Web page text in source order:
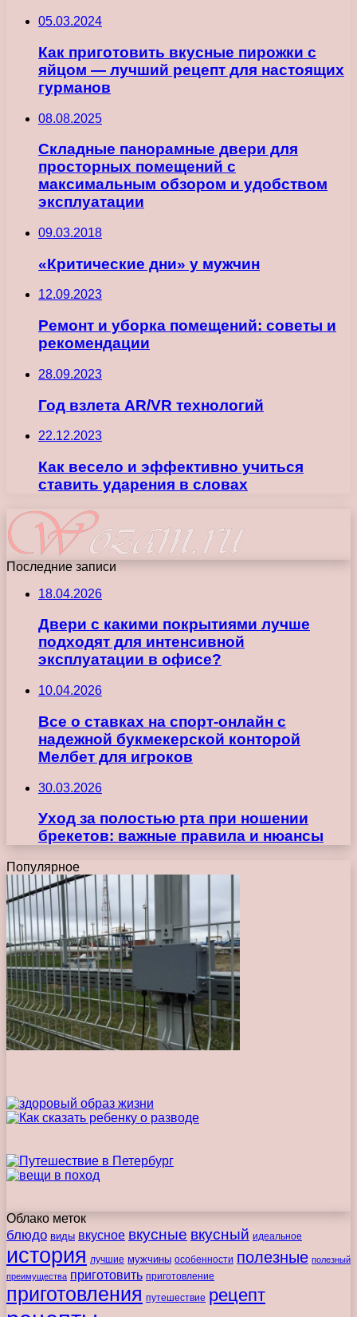
05.03.2024
Как приготовить вкусные пирожки с
яйцом — лучший рецепт для настоящих
гурманов
08.08.2025
Складные панорамные двери для
просторных помещений с
максимальным обзором и удобством
эксплуатации
09.03.2018
«Критические дни» у мужчин
12.09.2023
Ремонт и уборка помещений: советы и
рекомендации
28.09.2023
Год взлета AR/VR технологий
22.12.2023
Как весело и эффективно учиться
ставить ударения в словах
Последние записи
18.04.2026
Двери с какими покрытиями лучше
подходят для интенсивной
эксплуатации в офисе?
10.04.2026
Все о ставках на спорт-онлайн с
надежной букмекерской конторой
Мелбет для игроков
30.03.2026
Уход за полостью рта при ношении
брекетов: важные правила и нюансы
Популярное
Облако меток
блюдо виды вкусное вкусные вкусный идеальное
история лучшие мужчины особенности полезные полезный
преимущества приготовить приготовление
приготовления путешествие рецепт